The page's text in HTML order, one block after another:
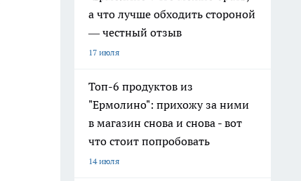
а что лучше обходить стороной
— честный отзыв
17 июля
Топ-6 продуктов из
"Ермолино": прихожу за ними
в магазин снова и снова - вот
что стоит попробовать
14 июля